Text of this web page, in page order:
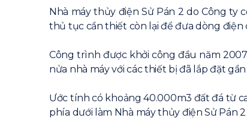
Nhà máy thủy điện Sử Pán 2 do Công ty
thủ tục cần thiết còn lại để đưa dòng điện
Công trình được khởi công đầu năm 2007
nửa nhà máy với các thiết bị đã lắp đặt
Ước tính có khoảng 40.000m3 đất đá từ
phía dưới làm Nhà máy thủy điện Sử Pán